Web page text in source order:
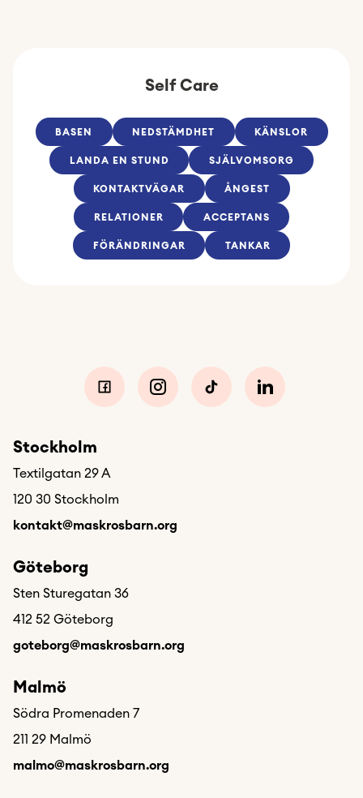
Self Care
BASEN NEDSTÄMDHET KÄNSLOR
LANDA EN STUND SJÄLVOMSORG
KONTAKTVÄGAR ÅNGEST
RELATIONER ACCEPTANS
FÖRÄNDRINGAR TANKAR
Stockholm
Textilgatan 29 A
120 30 Stockholm
kontakt@maskrosbarn.org
Göteborg
Sten Sturegatan 36
412 52 Göteborg
goteborg@maskrosbarn.org
Malmö
Södra Promenaden 7
211 29 Malmö
malmo@maskrosbarn.org